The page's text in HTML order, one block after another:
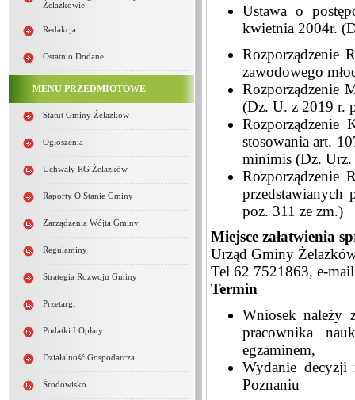
Żelazkowie
Redakcja
Ostatnio Dodane
MENU PRZEDMIOTOWE
Statut Gminy Żelazków
Ogłoszenia
Uchwały RG Żelazków
Raporty O Stanie Gminy
Zarządzenia Wójta Gminy
Regulaminy
Strategia Rozwoju Gminy
Przetargi
Podatki I Opłaty
Działalność Gospodarcza
Środowisko
Ustawa o
kwietnia 2004r.
Rozporządzenie
zawodowego
Rozporządzenie
(Dz. U. z 2019 r.
stosowania art.
minimis (Dz.
Rozporządzenie
poz. 311 ze zm.)
Miejsce załatwienia
Urząd Gminy
Tel 62 7521863, e-
Termin
Wniosek należy
pracownika
egzaminem,
Wydanie decyzji
Poznaniu